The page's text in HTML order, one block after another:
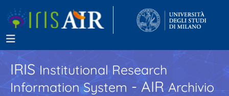
IRISInstitutional Research
Information System - AIR Archivio